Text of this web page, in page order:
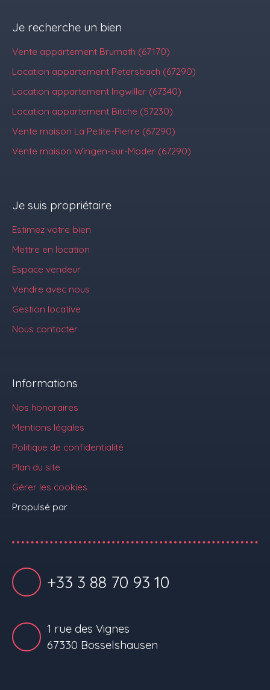
Je recherche un bien
Vente appartement Brumath (67170)
Location appartement Petersbach (67290)
Location appartement Ingwiller (67340)
Location appartement Bitche (57230)
Vente maison La Petite-Pierre (67290)
Vente maison Wingen-sur-Moder (67290)
Je suis propriétaire
Estimez votre bien
Mettre en location
Espace vendeur
Vendre avec nous
Gestion locative
Nous contacter
Informations
Nos honoraires
Mentions légales
Politique de confidentialité
Plan du site
Gérer les cookies
Propulsé par
+33 3 88 70 93 10
1 rue des Vignes
67330 Bosselshausen